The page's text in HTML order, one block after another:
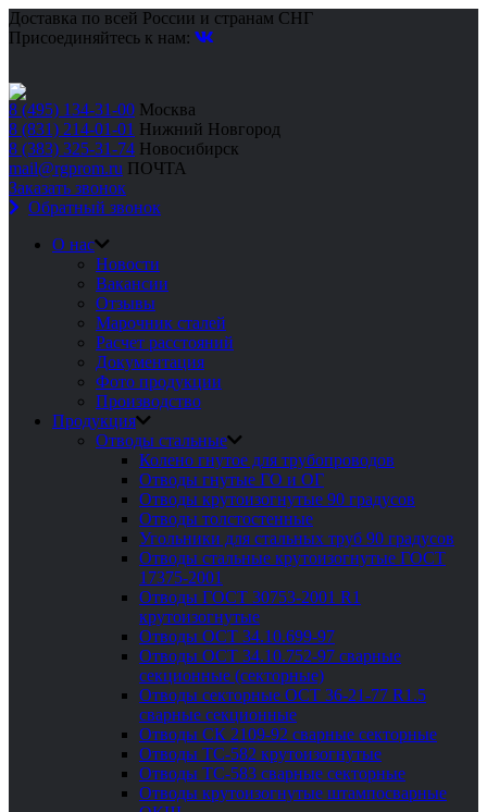
Доставка по всей России и странам СНГ
Присоединяйтесь к нам:
8 (495) 134-31-00 Москва
8 (831) 214-01-01 Нижний Новгород
8 (383) 325-31-74 Новосибирск
mail@rgprom.ru ПОЧТА
Заказать звонок
Обратный звонок
О нас
Новости
Вакансии
Отзывы
Марочник сталей
Расчет расстояний
Документация
Фото продукции
Производство
Продукция
Отводы стальные
Колено гнутое для трубопроводов
Отводы гнутые ГО и ОГ
Отводы крутоизогнутые 90 градусов
Отводы толстостенные
Угольники для стальных труб 90 градусов
Отводы стальные крутоизогнутые ГОСТ
17375-2001
Отводы ГОСТ 30753-2001 R1
крутоизогнутые
Отводы ОСТ 34.10.699-97
Отводы ОСТ 34.10.752-97 сварные
секционные (секторные)
Отводы секторные ОСТ 36-21-77 R1.5
сварные секционные
Отводы СК 2109-92 сварные секторные
Отводы ТС-582 крутоизогнутые
Отводы ТС-583 сварные секторные
Отводы крутоизогнутые штампосварные